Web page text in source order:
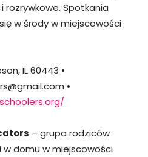
rozrywkowe. Spotkania
w środy w miejscowości
IL 60443 •
•
– grupa rodziców
domu w miejscowości